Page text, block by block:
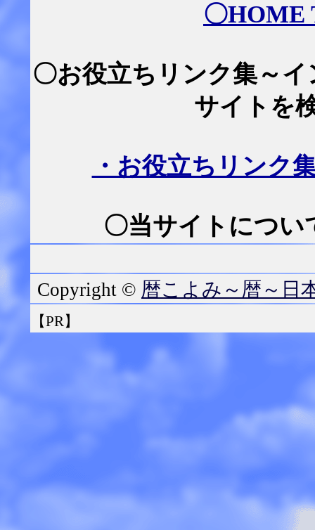
〇HOME
〇お役立ちリンク集～
サイトを
・お役立ちリンク
〇当サイトについ
Copyright © 暦こよみ～暦～日
【PR】